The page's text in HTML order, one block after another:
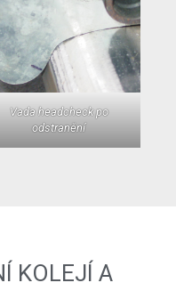
Vada headcheck po
odstranění
KOLEJÍ A